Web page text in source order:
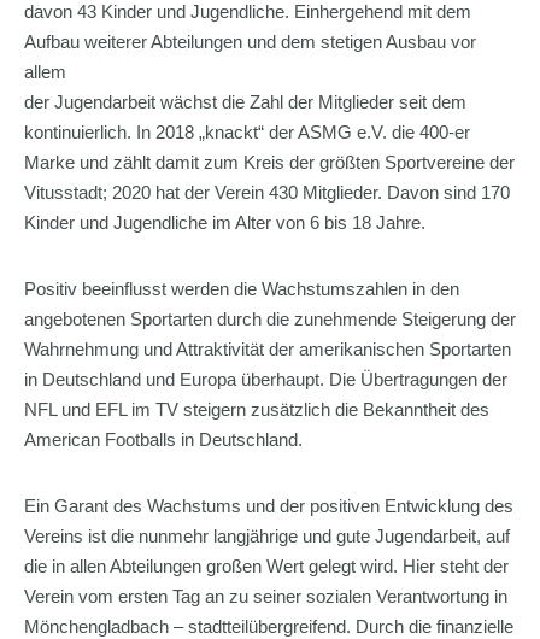
davon 43 Kinder und Jugendliche. Einhergehend mit dem
Aufbau weiterer Abteilungen und dem stetigen Ausbau vor
allem
der Jugendarbeit wächst die Zahl der Mitglieder seit dem
kontinuierlich. In 2018 „knackt“ der ASMG e.V. die 400-er
Marke und zählt damit zum Kreis der größten Sportvereine der
Vitusstadt; 2020 hat der Verein 430 Mitglieder. Davon sind 170
Kinder und Jugendliche im Alter von 6 bis 18 Jahre.
Positiv beeinflusst werden die Wachstumszahlen in den
angebotenen Sportarten durch die zunehmende Steigerung der
Wahrnehmung und Attraktivität der amerikanischen Sportarten
in Deutschland und Europa überhaupt. Die Übertragungen der
NFL und EFL im TV steigern zusätzlich die Bekanntheit des
American Footballs in Deutschland.
Ein Garant des Wachstums und der positiven Entwicklung des
Vereins ist die nunmehr langjährige und gute Jugendarbeit, auf
die in allen Abteilungen großen Wert gelegt wird. Hier steht der
Verein vom ersten Tag an zu seiner sozialen Verantwortung in
Mönchengladbach – stadtteilübergreifend. Durch die finanzielle